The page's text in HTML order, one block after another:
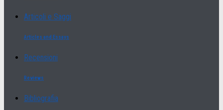
Articoli e Saggi
Articles and Essays
Recensioni
Reviews
Bibliografia